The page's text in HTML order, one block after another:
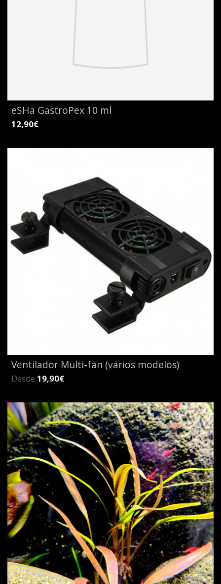
eSHa GastroPex 10 ml
12,90€
Ventilador Multi-fan (vários modelos)
Desde 19,90€